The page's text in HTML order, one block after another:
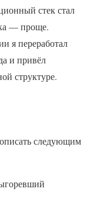
стек стал
— проще.
я переработал
и привёл
структуре.
следующим